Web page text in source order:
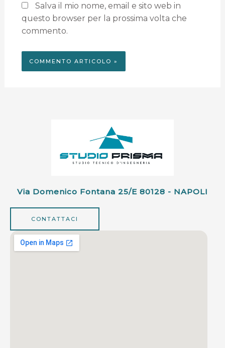
Salva il mio nome, email e sito web in
questo browser per la prossima volta che
commento.
Via Domenico Fontana 25/e 80128 - NAPOLI
CONTATTACI